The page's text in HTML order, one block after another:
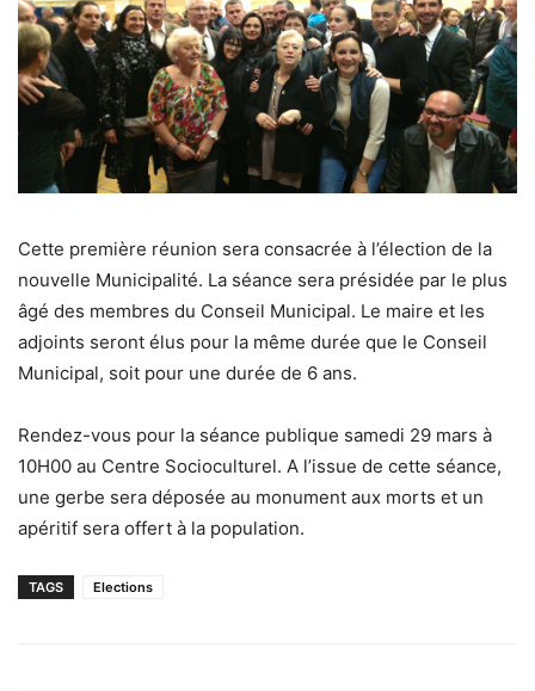
Cette première réunion sera consacrée à l’élection de la
nouvelle Municipalité. La séance sera présidée par le plus
âgé des membres du Conseil Municipal. Le maire et les
adjoints seront élus pour la même durée que le Conseil
Municipal, soit pour une durée de 6 ans.
Rendez-vous pour la séance publique samedi 29 mars à
10H00 au Centre Socioculturel. A l’issue de cette séance,
une gerbe sera déposée au monument aux morts et un
apéritif sera offert à la population.
TAGS Elections